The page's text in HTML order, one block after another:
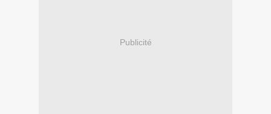
Publicité